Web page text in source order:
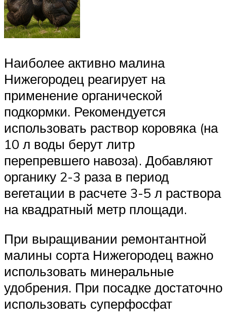
Наиболее активно малина
Нижегородец реагирует на
применение органической
подкормки. Рекомендуется
использовать раствор коровяка (на
10 л воды берут литр
перепревшего навоза). Добавляют
органику 2-3 раза в период
вегетации в расчете 3-5 л раствора
на квадратный метр площади.
При выращивании ремонтантной
малины сорта Нижегородец важно
использовать минеральные
удобрения. При посадке достаточно
использовать суперфосфат